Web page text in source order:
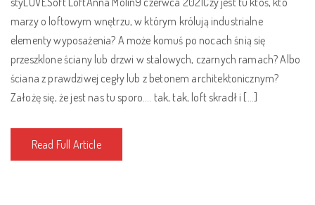
marzy o loftowym wnętrzu, w którym królują industrialne
elementy wyposażenia? A może komuś po nocach śnią się
przeszklone ściany lub drzwi w stalowych, czarnych ramach? Albo
ściana z prawdziwej cegły lub z betonem architektonicznym?
Założę się, że jest nas tu sporo…. tak, tak, loft skradł i […]
Read Full Article